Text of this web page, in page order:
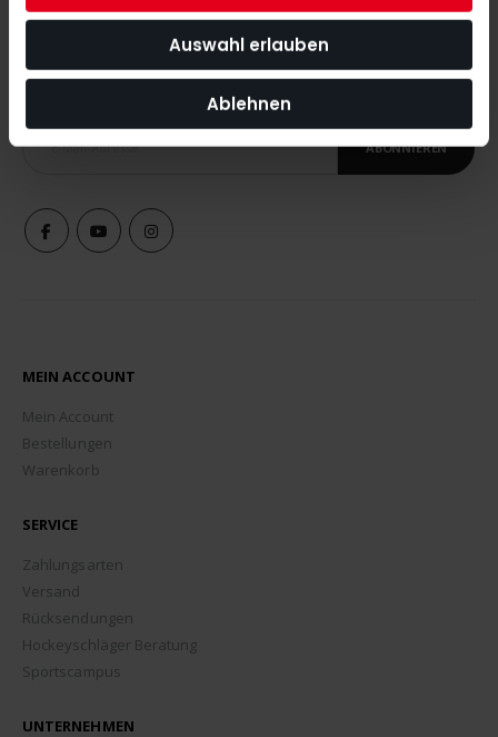
Auswahl erlauben
Ablehnen
NEWSLETTER ANMELDUNG
Mit unserem Newsletter seid ihr immer auf den neuesten Stand
was News, Tipps und Rabattaktionen rund um unseren Shop
ABONNIEREN
MEIN ACCOUNT
Mein Account
Bestellungen
Warenkorb
SERVICE
Zahlungsarten
Versand
Rücksendungen
Hockeyschläger Beratung
Sportscampus
UNTERNEHMEN